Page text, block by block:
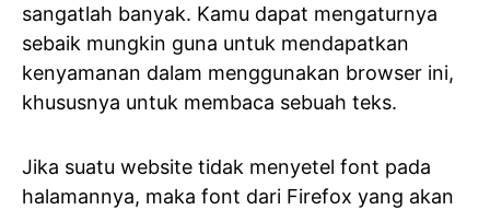
sangatlah banyak. Kamu dapat mengaturnya
sebaik mungkin guna untuk mendapatkan
kenyamanan dalam menggunakan browser ini,
khususnya untuk membaca sebuah teks.
Jika suatu website tidak menyetel font pada
halamannya, maka font dari Firefox yang akan